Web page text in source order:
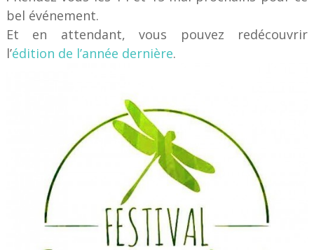
bel événement.
Et en attendant, vous pouvez redécouvrir
l’édition de l’année dernière.